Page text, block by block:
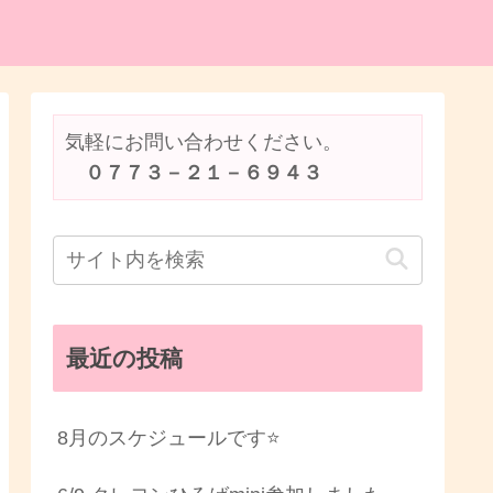
気軽にお問い合わせください。
０７７３－２１－６９４３
最近の投稿
8月のスケジュールです⭐